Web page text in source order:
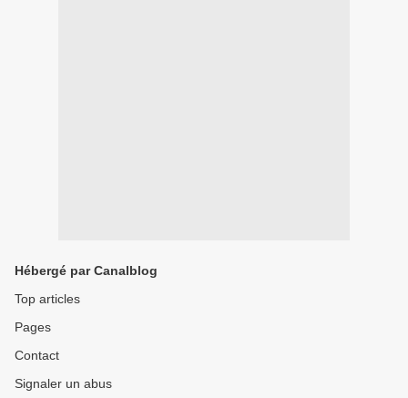
Hébergé par Canalblog
Top articles
Pages
Contact
Signaler un abus